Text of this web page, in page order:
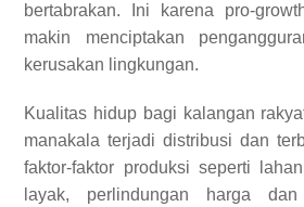
bertabrakan. Ini karena pro-
makin menciptakan
kerusakan lingkungan.
Kualitas hidup bagi kalangan
manakala terjadi distribusi dan
faktor-faktor produksi seperti
layak, perlindungan harga